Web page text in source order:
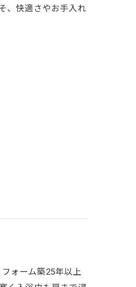
、快適さやお手入れ
ォーム築25年以上